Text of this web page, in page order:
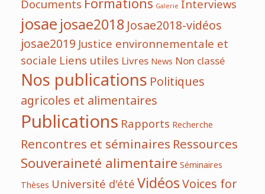
Documents Galerie Interviews
josaejosae2018Josae2018-vidéos
josae2019Justice environnementale et
socialeLiens utiles LivresNews Non classé
Nos publicationsPolitiques
agricoles et alimentaires
PublicationsRapportsRecherche
Rencontres et séminairesRessources
Souveraineté alimentaireSéminaires
Thèses Université d'étéVidéosVoices for